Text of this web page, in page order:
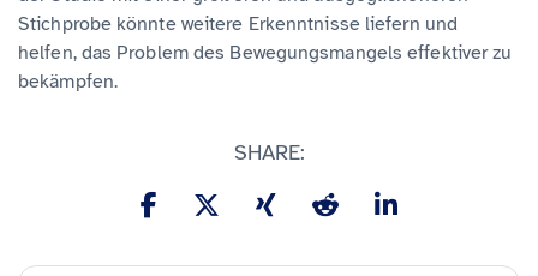
Stichprobe könnte weitere Erkenntnisse liefern und
helfen, das Problem des Bewegungsmangels effektiver zu
bekämpfen.
SHARE: